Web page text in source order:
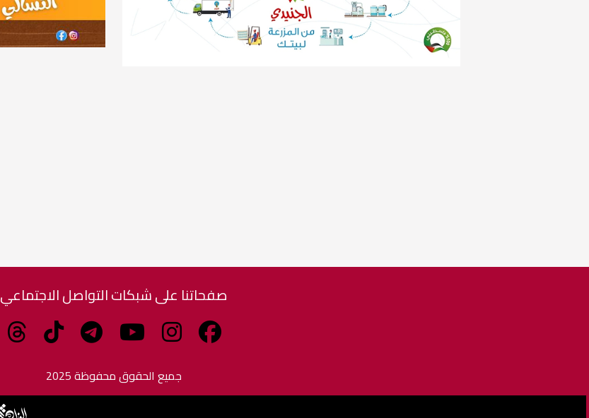
صفحاتنا على شبكات التواصل الاجتماعي
جميع الحقوق محفوظة 2025